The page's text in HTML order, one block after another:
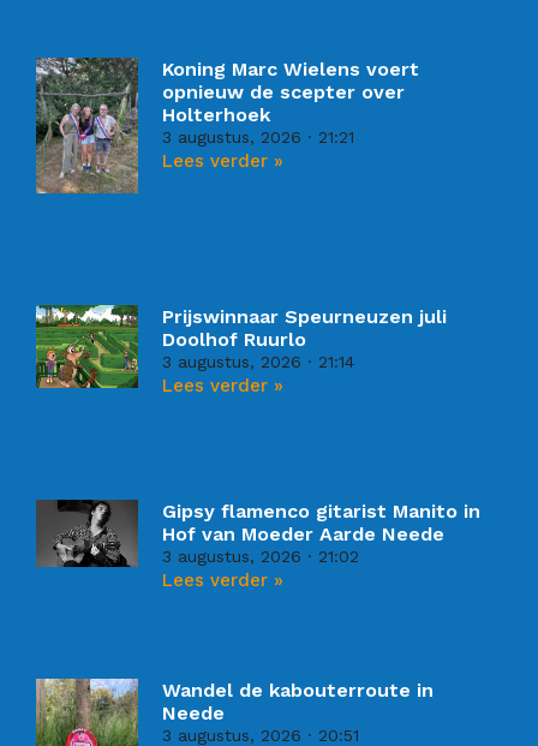
Koning Marc Wielens voert
opnieuw de scepter over
Holterhoek
3 augustus, 2026 21:21
Lees verder »
Prijswinnaar Speurneuzen juli
Doolhof Ruurlo
3 augustus, 2026 21:14
Lees verder »
Gipsy flamenco gitarist Manito in
Hof van Moeder Aarde Neede
3 augustus, 2026 21:02
Lees verder »
Wandel de kabouterroute in
Neede
3 augustus, 2026 20:51